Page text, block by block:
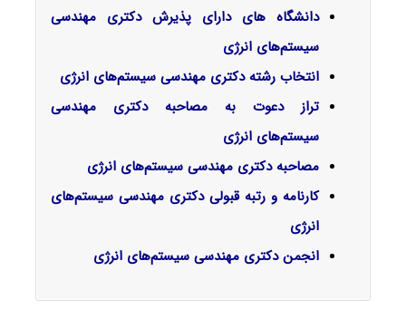
دانشگاه های دارای پذیرش دکتری مهندسی
سیستم‌های انرژی
انتخاب رشته دکتری مهندسی سیستم‌های انرژی
تراز دعوت به مصاحبه دکتری مهندسی
سیستم‌های انرژی
مصاحبه دکتری مهندسی سیستم‌های انرژی
کارنامه و رتبه قبولی دکتری مهندسی سیستم‌های
انرژی
انجمن دکتری مهندسی سیستم‌های انرژی